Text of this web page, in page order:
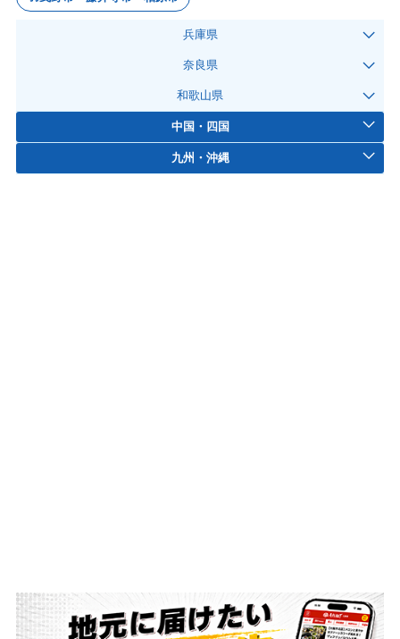
兵庫県
奈良県
和歌山県
中国・四国
九州・沖縄